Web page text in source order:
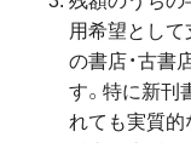
用希望として
の書店・古書
す。特に新刊
れても実質的